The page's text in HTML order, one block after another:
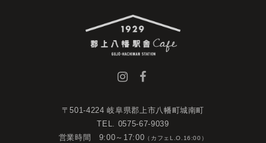
〒501-4224 岐阜県郡上市八幡町城南町
TEL. 0575-67-9039
営業時間 9:00～17:00 （カフェL.O.16:00）